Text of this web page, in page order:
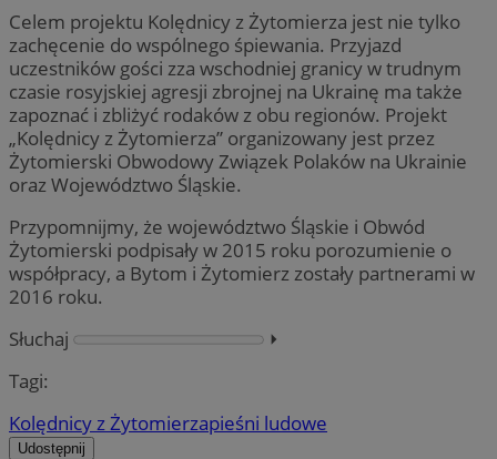
Celem projektu Kolędnicy z Żytomierza jest nie tylko
zachęcenie do wspólnego śpiewania. Przyjazd
uczestników gości zza wschodniej granicy w trudnym
czasie rosyjskiej agresji zbrojnej na Ukrainę ma także
zapoznać i zbliżyć rodaków z obu regionów. Projekt
„Kolędnicy z Żytomierza” organizowany jest przez
Żytomierski Obwodowy Związek Polaków na Ukrainie
oraz Województwo Śląskie.
Przypomnijmy, że województwo Śląskie i Obwód
Żytomierski podpisały w 2015 roku porozumienie o
współpracy, a Bytom i Żytomierz zostały partnerami w
2016 roku.
Słuchaj
⏵︎
Tagi:
Kolędnicy z Żytomierzapieśni ludowe
Udostępnij